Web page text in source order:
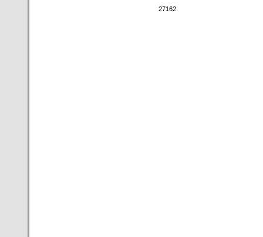
27162